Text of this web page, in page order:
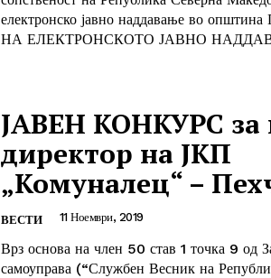
електронско јавно наддавање во општина
ЈАВЕН КОНКУРС за
директор на ЈКП
„Комуналец“ –
ВЕСТИ 11 Ноември, 2019
Врз основа на член 50 став 1 точка 9 од
самоуправа (“Службен Весник на